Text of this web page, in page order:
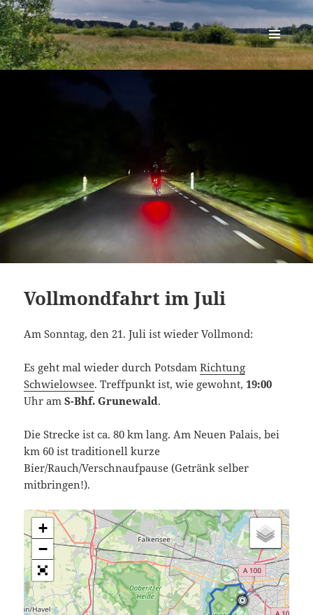
Berlin-Brandenburg Randonneure
MENÜ
UND
Vollmondfahrt im Juli
Am Sonntag, den 21. Juli ist wieder Vollmond:
Es geht mal wieder durch PotsdamRichtung
Schwielowsee. Treffpunkt ist, wie gewohnt,19:00
Uhr amS-Bhf. Grunewald.
Die Strecke ist ca. 80 km lang. Am Neuen Palais, bei
km 60 ist traditionell kurze
Bier/Rauch/Verschnaufpause (Getränk selber
mitbringen!).
+
−